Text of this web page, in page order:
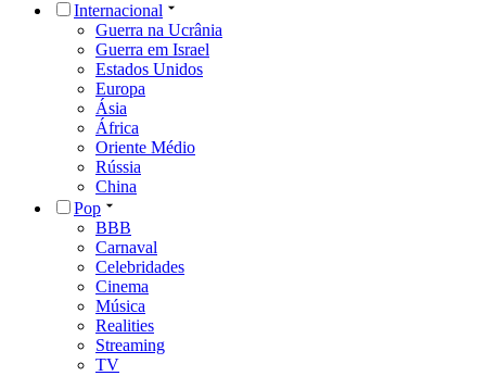
Internacional
Guerra na Ucrânia
Guerra em Israel
Estados Unidos
Europa
Ásia
África
Oriente Médio
Rússia
China
Pop
BBB
Carnaval
Celebridades
Cinema
Música
Realities
Streaming
TV